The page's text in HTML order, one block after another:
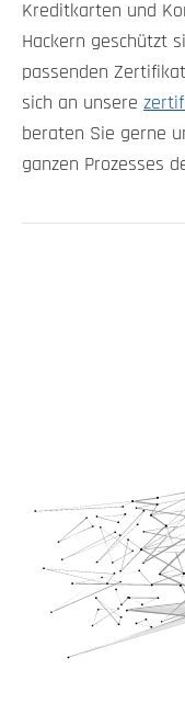
Kreditkarten und
Hackern geschützt
passenden
sich an unsere
beraten Sie gerne
ganzen Prozesses